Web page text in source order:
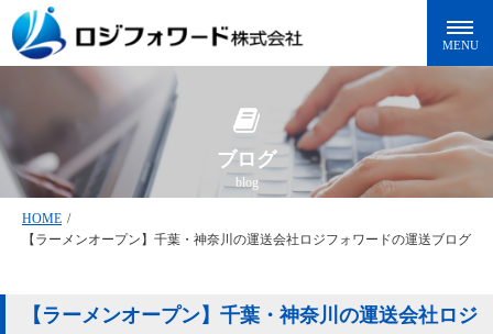
ブログ
blog
HOME /
【ラーメンオープン】千葉・神奈川の運送会社ロジフォワードの運送ブログ
【ラーメンオープン】千葉・神奈川の運送会社ロジ